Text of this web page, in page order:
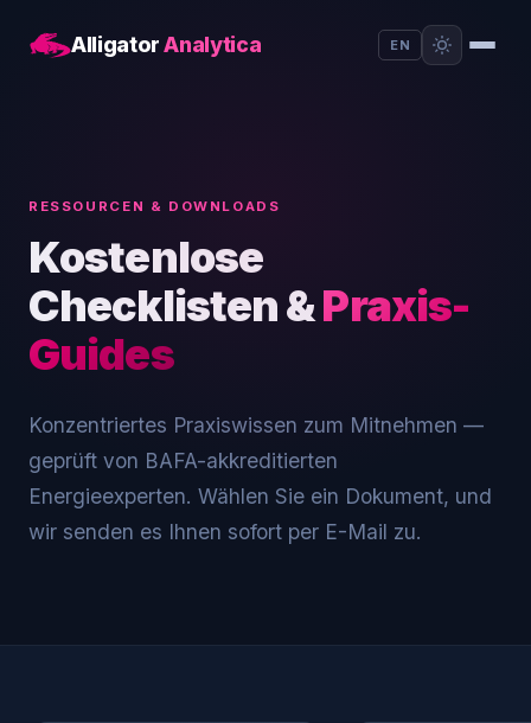
AlligatorAnalytica EN
RESSOURCEN & DOWNLOADS
Kostenlose
Checklisten &Praxis-
Guides
Konzentriertes Praxiswissen zum Mitnehmen —
geprüft von BAFA-akkreditierten
Energieexperten. Wählen Sie ein Dokument, und
wir senden es Ihnen sofort per E-Mail zu.